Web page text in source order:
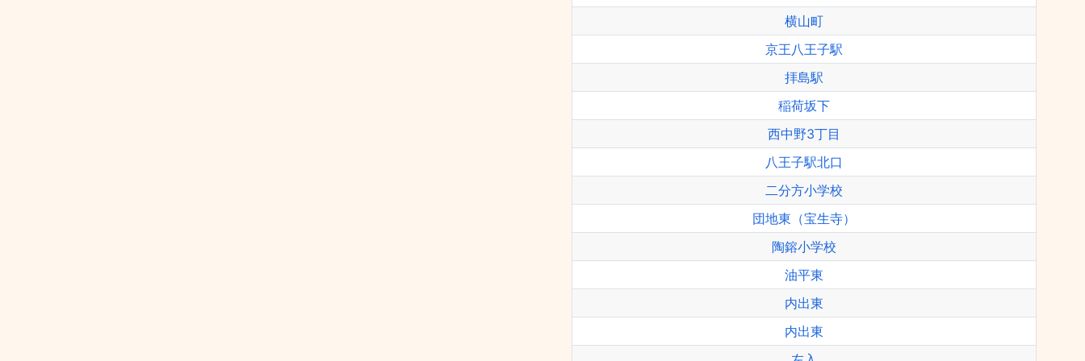
横山町
京王八王子駅
拝島駅
稲荷坂下
西中野3丁目
八王子駅北口
二分方小学校
団地東（宝生寺）
陶鎔小学校
油平東
内出東
内出東